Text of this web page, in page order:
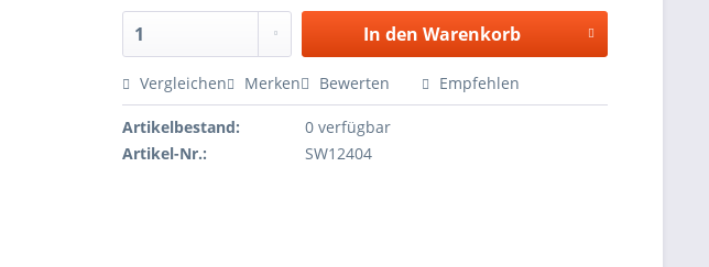
In den Warenkorb
Vergleichen Merken Bewerten Empfehlen
Artikelbestand:
0 verfügbar
Artikel-Nr.:
SW12404